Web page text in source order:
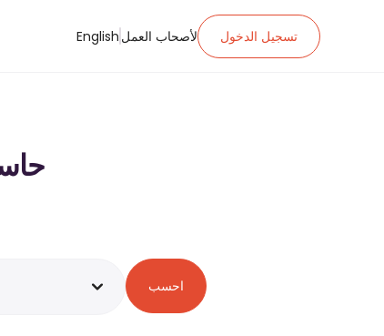
English لأصحاب العمل تسجيل الدخول
حاسبة
احسب